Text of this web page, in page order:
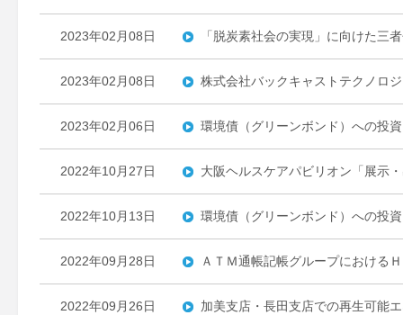
2023年02月08日 「脱炭素社会の実現」に向けた三
2023年02月08日 株式会社バックキャストテクノロ
2023年02月06日 環境債（グリーンボンド）への投
2022年10月27日 大阪ヘルスケアパビリオン「展示
2022年10月13日 環境債（グリーンボンド）への投
2022年09月28日 ＡＴＭ通帳記帳グループにおける
2022年09月26日 加美支店・長田支店での再生可能